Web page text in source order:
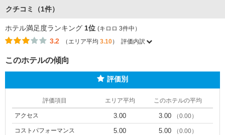
クチコミ（1件）
ホテル満足度ランキング 1位 (キロロ 3件中）
3.2 （エリア平均 3.10） 評価内訳
このホテルの傾向
評価別
評価項目 エリア平均 このホテルの平均
アクセス 3.00 3.00 （0.00）
コストパフォーマンス 5.00 5.00 （0.00）